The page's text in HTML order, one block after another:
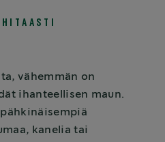
vähemmän on
ihanteellisen maun.
kanelia tai